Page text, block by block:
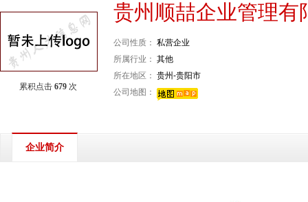
累积点击 679 次
贵州顺喆企业管理有
公司性质： 私营企业
所属行业： 其他
所在地区： 贵州-贵阳市
公司地图：
企业简介